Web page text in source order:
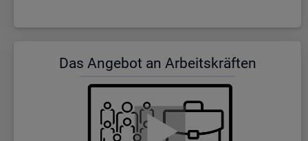
Das An­ge­bot an Ar­beits­kräf­ten